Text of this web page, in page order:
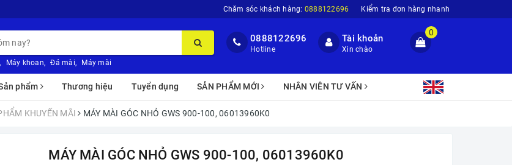
Chăm sóc khách hàng: 0888122696 Kiểm tra đơn hàng nhanh
, Máy khoan, Đá mài, Máy mài
0888122696
Hotline
Tài khoản
Xin chào
0
phẩm Thương hiệu Tuyển dụng SẢN PHẨM MỚI NHÂN VIÊN TƯ VẤN
KHUYẾN MÃI MÁY MÀI GÓC NHỎ GWS 900-100, 06013960K0
MÁY MÀI GÓC NHỎ GWS 900-100, 06013960K0